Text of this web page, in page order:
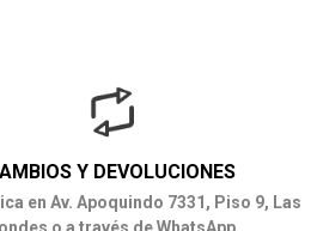
Y DEVOLUCIONES
en Av. Apoquindo 7331, Piso 9, Las